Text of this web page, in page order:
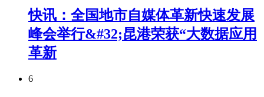
快讯：全国地市自媒体革新快速发展
峰会举行&#32;昆港荣获“大数据应用
革新
6